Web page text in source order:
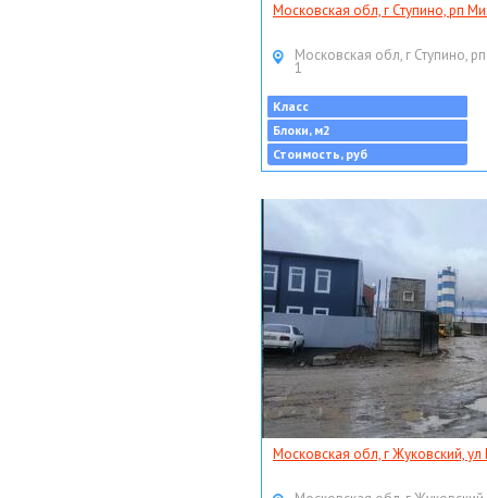
Московская обл, г Ступино, рп
Московская обл, г Ступино,
1
Класс
Блоки, м2
Стоимость, руб
Московская обл, г Жуковский,